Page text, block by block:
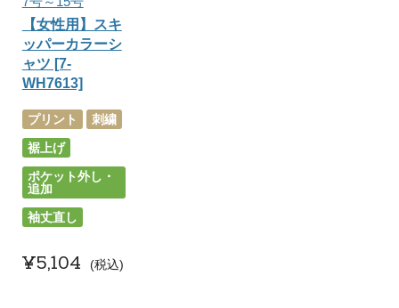
【女性用】スキ
ッパーカラーシ
ャツ [7-
WH7613]
プリント
刺繍
裾上げ
ポケット外し・
追加
袖丈直し
¥5,104 税込